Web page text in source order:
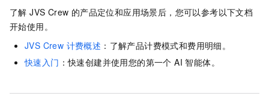
了解 JVS Crew 的产品定位和应用场景后，您可以参考以下文档
开始使用。
JVS Crew 计费概述 ：了解产品计费模式和费用明细。
快速入门 ：快速创建并使用您的第一个 AI 智能体。